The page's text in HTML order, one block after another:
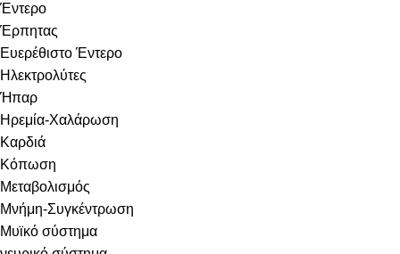
Έντερο
Έρπητας
Ευερέθιστο Έντερο
Ηλεκτρολύτες
Ήπαρ
Ηρεμία-Χαλάρωση
Καρδιά
Κόπωση
Μεταβολισμός
Μνήμη-Συγκέντρωση
Μυϊκό σύστημα